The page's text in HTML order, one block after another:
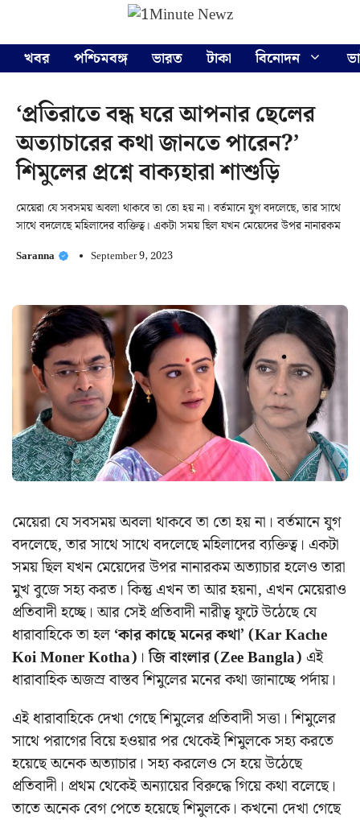
content
খবর
পশ্চিমবঙ্গ ভারত টাকা বিনোদন
‘প্রতিরাতে বন্ধ ঘরে আপনার ছেলের
অত্যাচারের কথা জানতে পারেন?’
শিমুলের প্রশ্নে বাক্যহারা শাশুড়ি
মেয়েরা যে সবসময় অবলা থাকবে তা তো হয় না। বর্তমানে যুগ বদলেছে, তার সাথে
সাথে বদলেছে মহিলাদের ব্যক্তিত্ব। একটা সময় ছিল যখন মেয়েদের উপর নানারকম
Saranna September 9, 2023
মেয়েরা যে সবসময় অবলা থাকবে তা তো হয় না। বর্তমানে যুগ
বদলেছে, তার সাথে সাথে বদলেছে মহিলাদের ব্যক্তিত্ব। একটা
সময় ছিল যখন মেয়েদের উপর নানারকম অত্যাচার হলেও তারা
মুখ বুজে সহ্য করত। কিন্তু এখন তা আর হয়না, এখন মেয়েরাও
প্রতিবাদী হচ্ছে। আর সেই প্রতিবাদী নারীত্ব ফুটে উঠেছে যে
ধারাবাহিকে তা হল‘কার কাছে মনের কথা’ (Kar Kache
Koi Moner Kotha) ।জি বাংলার (Zee Bangla) এই
ধারাবাহিক অজস্র বাস্তব শিমুলের মনের কথা জানাচ্ছে পর্দায়।
এই ধারাবাহিকে দেখা গেছে শিমুলের প্রতিবাদী সত্তা। শিমুলের
সাথে পরাগের বিয়ে হওয়ার পর থেকেই শিমুলকে সহ্য করতে
হয়েছে অনেক অত্যাচার। সহ্য করলেও সে হয়ে উঠেছে
প্রতিবাদী। প্রথম থেকেই অন্যায়ের বিরুদ্ধে গিয়ে কথা বলেছে।
তাতে অনেক বেগ পেতে হয়েছে শিমুলকে। কখনো দেখা গেছে